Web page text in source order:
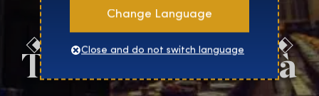
Trova la tua città
Change Language
Close and do not switch language